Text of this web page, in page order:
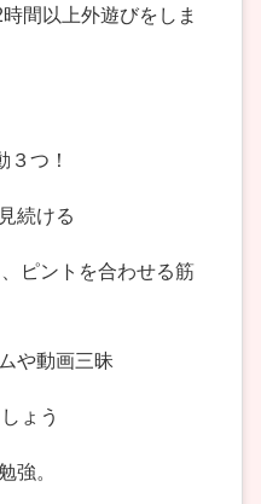
間以上外遊びをしま
つ！
続ける
ピントを合わせる筋
や動画三昧
ょう
強。